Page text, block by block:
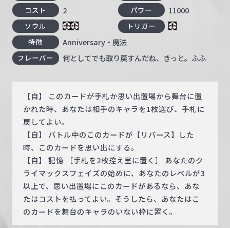
コスト 2 パワー 11000
ソウル
トリガー
特徴
Anniversary・魔法
フレーバー 何としてでも取り戻すんだね、きっと。ふふ
【自】 このカードが手札か思い出置場から舞台に置
かれた時、あなたは相手のキャラを1枚選び、手札に
戻してよい。
【自】 バトル中のこのカードが【リバース】した
時、このカードを思い出にする。
【自】 記憶 ［手札を2枚控え室に置く］ あなたのク
ライマックスフェイズの始めに、あなたのレベルが3
以上で、思い出置場にこのカードがあるなら、あな
たはコストを払ってよい。そうしたら、あなたはこ
のカードを舞台のキャラのいない枠に置く。